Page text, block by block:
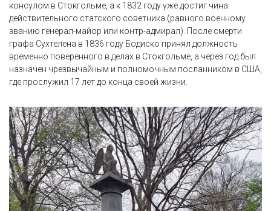
консулом в Стокгольме, а к 1832 году уже достиг чина
действительного статского советника (равного военному
званию генерал-майор или контр-адмирал). После смерти
графа Сухтелена в 1836 году Бодиско принял должность
временно поверенного в делах в Стокгольме, а через год был
назначен чрезвычайным и полномочным посланником в США,
где прослужил 17 лет до конца своей жизни.